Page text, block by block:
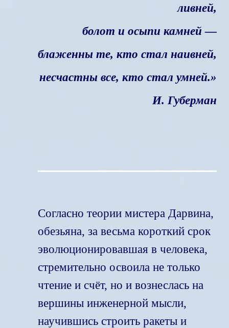
ливней,
болот и осыпи камней —
блаженны те, кто стал наивней,
несчастны все, кто стал умней.»
И. Губерман
Согласно теории мистера Дарвина,
обезьяна, за весьма короткий срок
эволюционировавшая в человека,
стремительно освоила не только
чтение и счёт, но и вознеслась на
вершины инженерной мысли,
научившись строить ракеты и